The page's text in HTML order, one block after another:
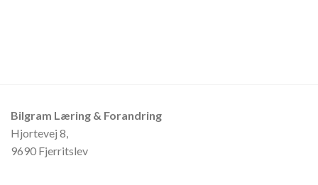
Bilgram Læring & Forandring
Hjortevej 8,
9690 Fjerritslev